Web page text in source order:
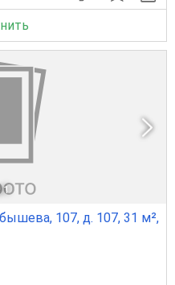
1
107, д. 107, 31 м²,